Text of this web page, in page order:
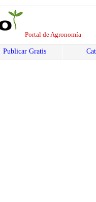
Portal de Agronomía
Publicar Gratis